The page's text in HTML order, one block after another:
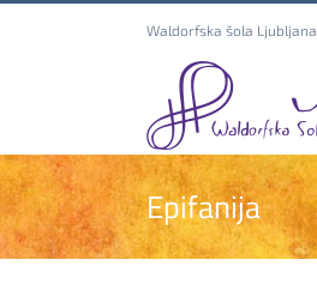
Waldorfska šola Ljubljana
Epifanija